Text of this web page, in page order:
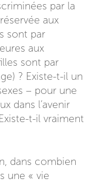
par la
aux
sont par
aux
sont par
? Existe-t-il un
– pour une
dans l’avenir
t-il vraiment
dans combien
une « vie